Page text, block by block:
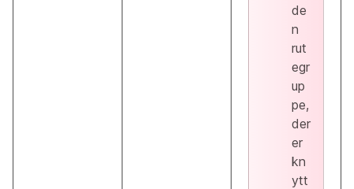
de
n
rut
egr
up
pe,
der
er
kn
ytt